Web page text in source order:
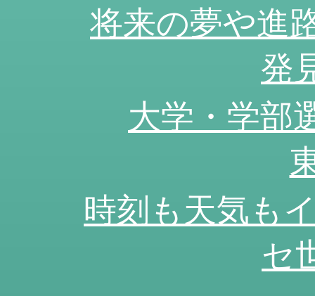
将来の夢や進
発
大学・学部
時刻も天気も
セ